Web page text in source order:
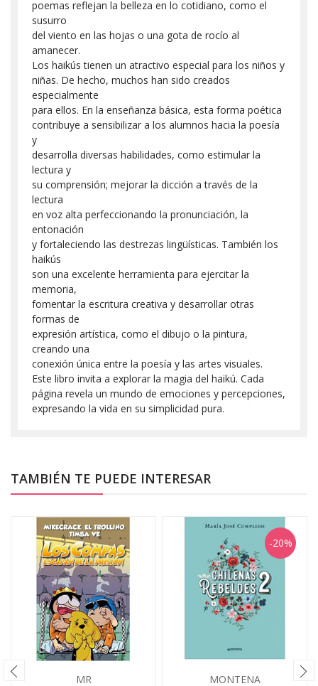
poemas reflejan la belleza en lo cotidiano, como el
susurro
del viento en las hojas o una gota de rocío al
amanecer.
Los haikús tienen un atractivo especial para los niños y
niñas. De hecho, muchos han sido creados
especialmente
para ellos. En la enseñanza básica, esta forma poética
contribuye a sensibilizar a los alumnos hacia la poesía
y
desarrolla diversas habilidades, como estimular la
lectura y
su comprensión; mejorar la dicción a través de la
lectura
en voz alta perfeccionando la pronunciación, la
entonación
y fortaleciendo las destrezas lingüísticas. También los
haikús
son una excelente herramienta para ejercitar la
memoria,
fomentar la escritura creativa y desarrollar otras
formas de
expresión artística, como el dibujo o la pintura,
creando una
conexión única entre la poesía y las artes visuales.
Este libro invita a explorar la magia del haikú. Cada
página revela un mundo de emociones y percepciones,
expresando la vida en su simplicidad pura.
TAMBIÉN TE PUEDE INTERESAR
MR
-20%
MONTENA